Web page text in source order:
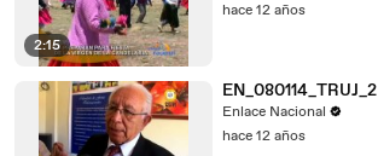
2:15
hace 12 años
EN_080114_TRUJ_2
Enlace Nacional
hace 12 años